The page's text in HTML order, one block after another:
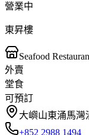
營業中
東昇樓
Seafood
外賣
堂食
可預訂
大嶼山東涌馬灣
+852 2988 1494